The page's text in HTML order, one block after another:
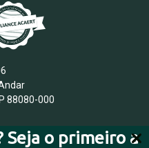
Seja o primeiro a
88080-000